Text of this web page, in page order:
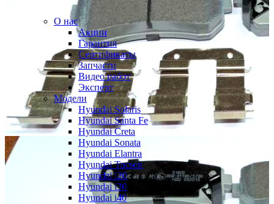
О нас
Акции
Гарантия
Сертификаты
Запчасти
Видео работ
Эксперт
Модели
Hyundai Solaris
Hyundai Santa Fe
Hyundai Creta
Hyundai Sonata
Hyundai Elantra
Hyundai Tucson
Hyundai i20
Hyundai i30
Hyundai i40